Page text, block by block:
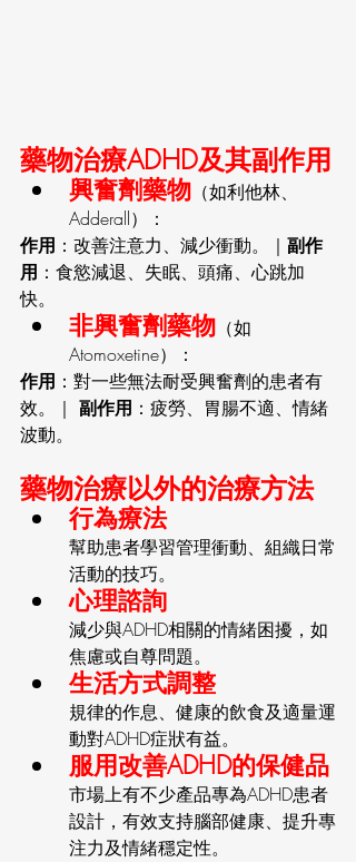
藥物治療ADHD及其副作用
興奮劑藥物 （如利他林、
Adderall）：
作用 ：改善注意力、減少衝動。｜ 副作
用 ：食慾減退、失眠、頭痛、心跳加
快。
非興奮劑藥物 （如
Atomoxetine）：
作用 ：對一些無法耐受興奮劑的患者有
效。｜ 副作用 ：疲勞、胃腸不適、情緒
波動。
藥物治療以外的治療方法
行為療法
幫助患者學習管理衝動、組織日常
活動的技巧。
心理諮詢
減少與ADHD相關的情緒困擾，如
焦慮或自尊問題。
生活方式調整
規律的作息、健康的飲食及適量運
動對ADHD症狀有益。
服用改善ADHD的保健品
市場上有不少產品專為ADHD患者
設計，有效支持腦部健康、提升專
注力及情緒穩定性。